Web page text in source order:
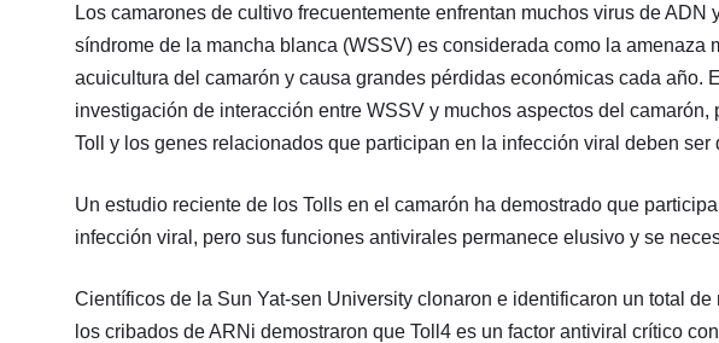
Los camarones de cultivo frecuentemente enfrentan muchos virus de ADN
síndrome de la mancha blanca (WSSV) es considerada como la amenaza
acuicultura del camarón y causa grandes pérdidas económicas cada año.
investigación de interacción entre WSSV y muchos aspectos del
Toll y los genes relacionados que participan en la infección viral deben ser
Un estudio reciente de los Tolls en el camarón ha demostrado que
infección viral, pero sus funciones antivirales permanece elusivo y se
Científicos de la Sun Yat-sen University clonaron e identificaron un total de
los cribados de ARNi demostraron que Toll4 es un factor antiviral crítico